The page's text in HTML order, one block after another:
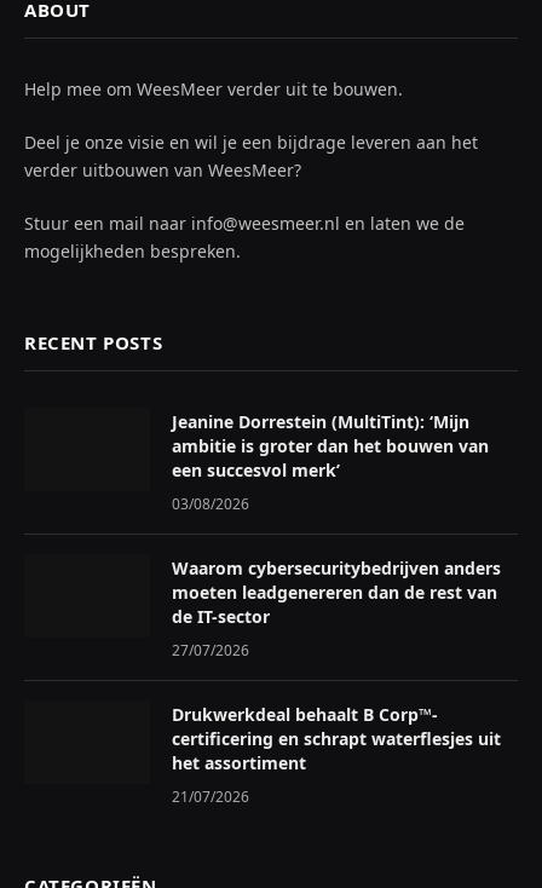
ABOUT
Help mee om WeesMeer verder uit te bouwen.
Deel je onze visie en wil je een bijdrage leveren aan het
verder uitbouwen van WeesMeer?
Stuur een mail naar info@weesmeer.nl en laten we de
mogelijkheden bespreken.
RECENT POSTS
Jeanine Dorrestein (MultiTint): ‘Mijn
ambitie is groter dan het bouwen van
een succesvol merk’
03/08/2026
Waarom cybersecuritybedrijven anders
moeten leadgenereren dan de rest van
de IT-sector
27/07/2026
Drukwerkdeal behaalt B Corp™-
certificering en schrapt waterflesjes uit
het assortiment
21/07/2026